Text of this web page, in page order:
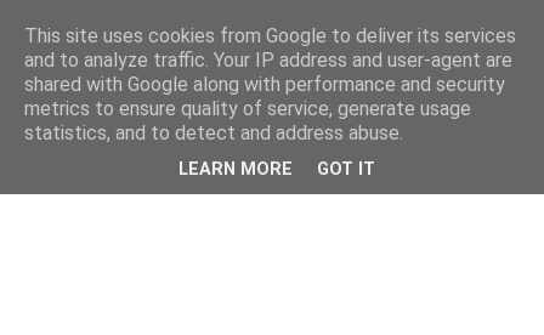
This site uses cookies from Google to deliver its services
and to analyze traffic. Your IP address and user-agent are
shared with Google along with performance and security
metrics to ensure quality of service, generate usage
statistics, and to detect and address abuse.
LEARN MORE GOT IT